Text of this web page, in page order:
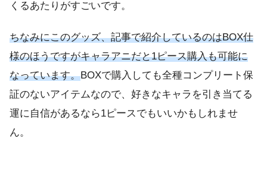
くるあたりがすごいです。
ちなみにこのグッズ、記事で紹介しているのはBOX仕
様のほうですがキャラアニだと1ピース購入も可能に
なっています。BOXで購入しても全種コンプリート保
証のないアイテムなので、好きなキャラを引き当てる
運に自信があるなら1ピースでもいいかもしれませ
ん。